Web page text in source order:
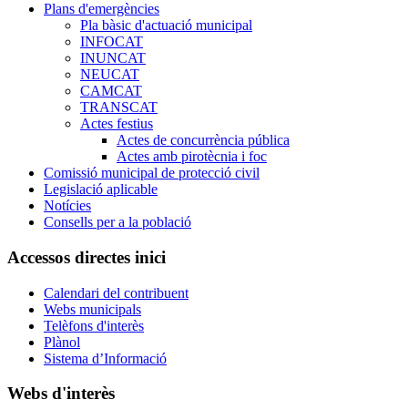
Plans d'emergències
Pla bàsic d'actuació municipal
INFOCAT
INUNCAT
NEUCAT
CAMCAT
TRANSCAT
Actes festius
Actes de concurrència pública
Actes amb pirotècnia i foc
Comissió municipal de protecció civil
Legislació aplicable
Notícies
Consells per a la població
Accessos directes inici
Calendari del contribuent
Webs municipals
Telèfons d'interès
Plànol
Sistema d’Informació
Webs d'interès